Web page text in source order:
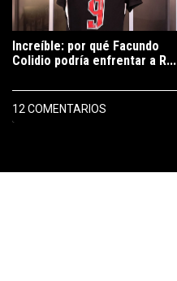
Increíble: por qué Facundo
Colidio podría enfrentar a R...
12 COMENTARIOS